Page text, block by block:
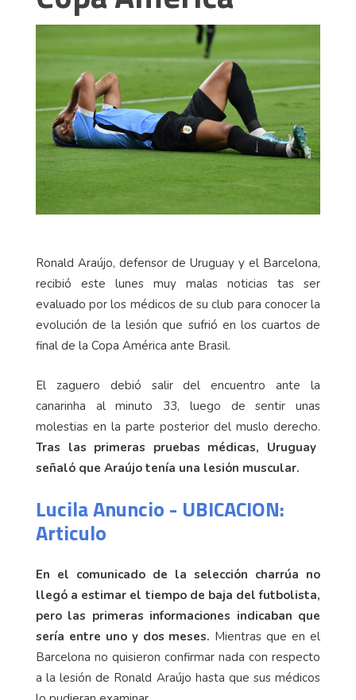
Ronald Araújo, defensor de Uruguay y el Barcelona,
recibió este lunes muy malas noticias tas ser
evaluado por los médicos de su club para conocer la
evolución de la lesión que sufrió en los cuartos de
final de la Copa América ante Brasil.
El zaguero debió salir del encuentro ante la
canarinha al minuto 33, luego de sentir unas
molestias en la parte posterior del muslo derecho.
Tras las primeras pruebas médicas, Uruguay
señaló que Araújo tenía una lesión muscular.
Lucila Anuncio - UBICACION:
Articulo
En el comunicado de la selección charrúa no
llegó a estimar el tiempo de baja del futbolista,
pero las primeras informaciones indicaban que
sería entre uno y dos meses. Mientras que en el
Barcelona no quisieron confirmar nada con respecto
a la lesión de Ronald Araújo hasta que sus médicos